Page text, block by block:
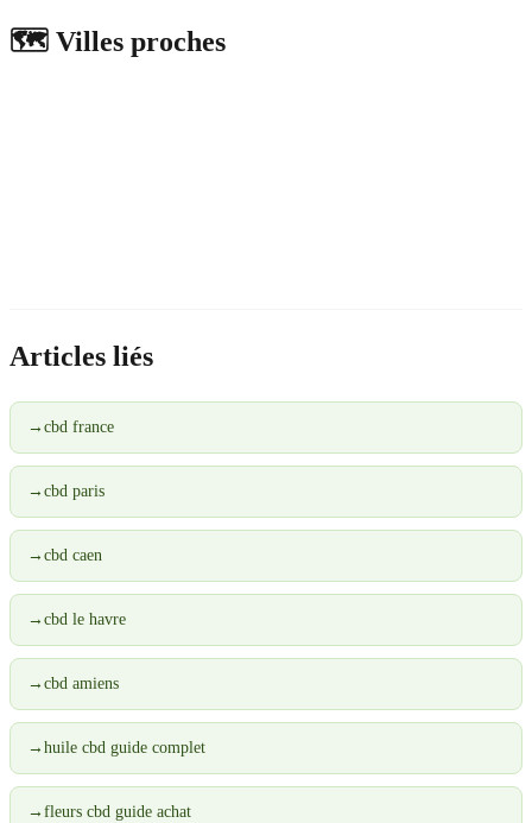
🗺️ Villes proches
Articles liés
→ cbd france
→ cbd paris
→ cbd caen
→ cbd le havre
→ cbd amiens
→ huile cbd guide complet
→ fleurs cbd guide achat